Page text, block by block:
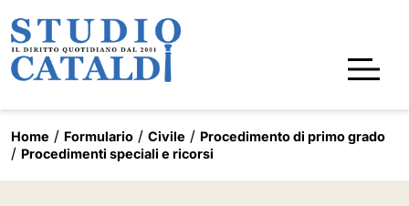
Home Formulario Civile
Procedimento di primo grado
Procedimenti speciali e ricorsi